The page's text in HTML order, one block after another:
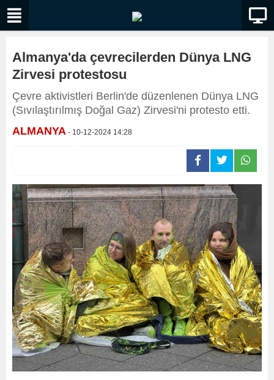
Almanya'da çevrecilerden Dünya LNG
Zirvesi protestosu
Çevre aktivistleri Berlin'de düzenlenen Dünya LNG
(Sıvılaştırılmış Doğal Gaz) Zirvesi'ni protesto etti.
ALMANYA - 10-12-2024 14:28